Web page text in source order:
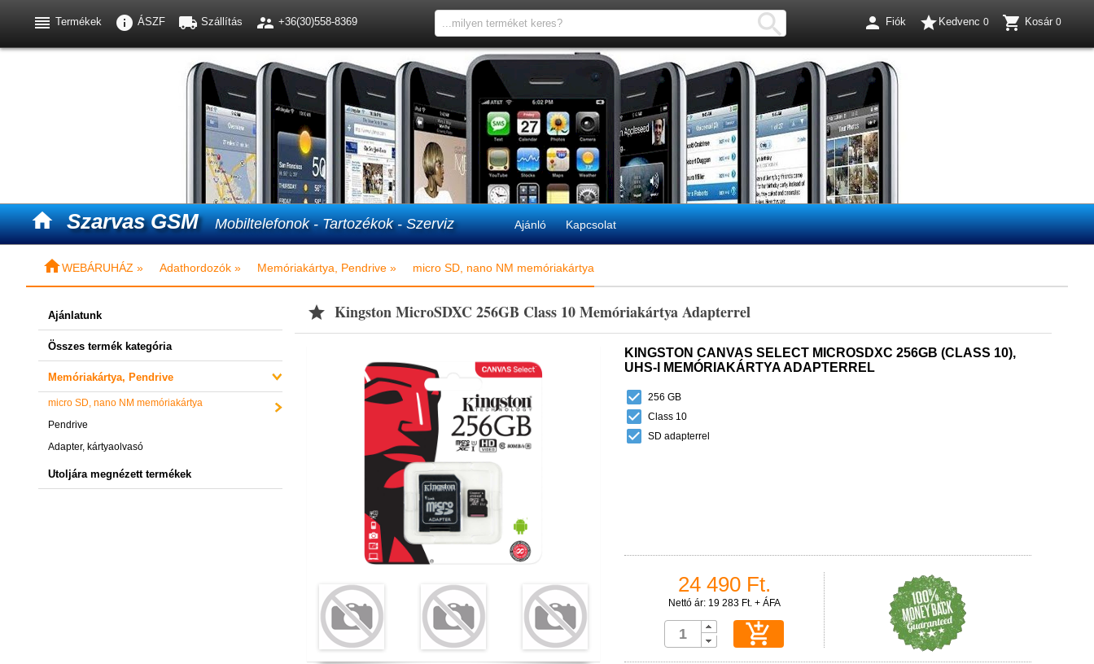
 Szarvas GSM Mobiltelefonok - Tartozékok - Szerviz Ajánló Kapcsolat
 Termékek  ÁSZF  Szállítás  +36(30)558-8369   Fiók  Kedvenc 0  Kosár 0
WEBÁRUHÁZ » Adathordozók » Memóriakártya, Pendrive » micro SD, nano NM memóriakártya
Ajánlatunk
Összes termék kategória
Memóriakártya, Pendrive
micro SD, nano NM memóriakártya
Pendrive
Adapter, kártyaolvasó
Utoljára megnézett termékek
 Kingston MicroSDXC 256GB Class 10 Memóriakártya Adapterrel
KINGSTON CANVAS SELECT MICROSDXC 256GB (CLASS 10),
UHS-I MEMÓRIAKÁRTYA ADAPTERREL
 256 GB
 Class 10
 SD adapterrel
24 490 Ft.
Nettó ár: 19 283 Ft. + ÁFA
